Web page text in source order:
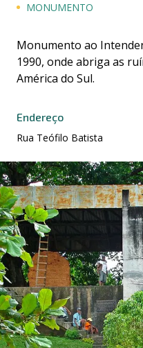
MONUMENTO
Monumento ao
1990, onde abriga as
América do Sul.
Endereço
Rua Teófilo Batista